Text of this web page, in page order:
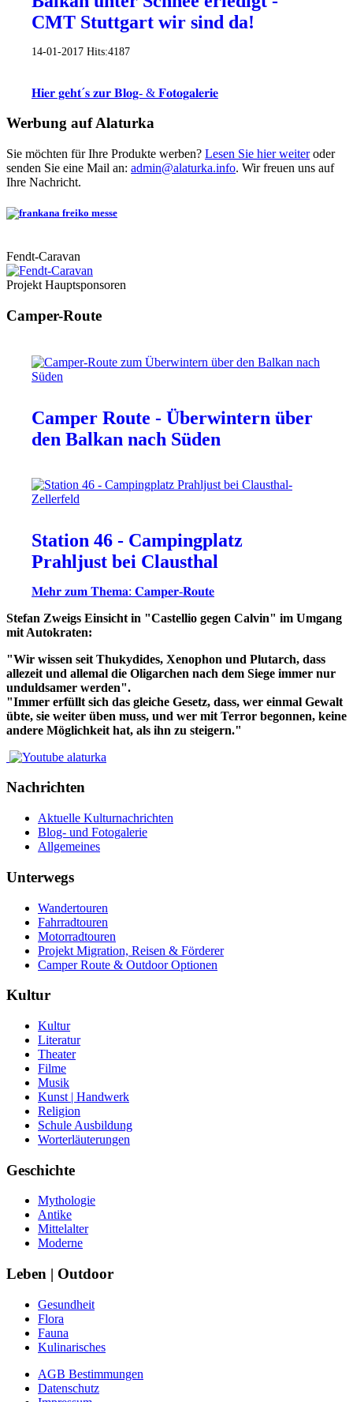
CMT Stuttgart wir sind da!
14-01-2017 Hits:4187
𝐇𝐢𝐞𝐫 𝐠𝐞𝐡𝐭´𝐬 𝐳𝐮𝐫 𝐁𝐥𝐨𝐠- & 𝐅𝐨𝐭𝐨𝐠𝐚𝐥𝐞𝐫𝐢𝐞
Werbung auf Alaturka
Sie möchten für Ihre Produkte werben? Lesen Sie hier weiteroder
senden Sie eine Mail an: admin@alaturka.info. Wir freuen uns auf
Ihre Nachricht.
Fendt-Caravan
Projekt Hauptsponsoren
Camper-Route
Camper Route - Überwintern über
den Balkan nach Süden
Station 46 - Campingplatz
Prahljust bei Clausthal
𝐌𝐞𝐡𝐫 𝐳𝐮𝐦 𝐓𝐡𝐞𝐦𝐚: 𝐂𝐚𝐦𝐩𝐞𝐫-𝐑𝐨𝐮𝐭𝐞
Stefan Zweigs Einsicht in "Castellio gegen Calvin" im Umgang
mit Autokraten:
"Wir wissen seit Thukydides, Xenophon und Plutarch, dass
allezeit und allemal die Oligarchen nach dem Siege immer nur
unduldsamer werden".
"Immer erfüllt sich das gleiche Gesetz, dass, wer einmal Gewalt
übte, sie weiter üben muss, und wer mit Terror begonnen, keine
andere Möglichkeit hat, als ihn zu steigern."
Nachrichten
Aktuelle Kulturnachrichten
Blog- und Fotogalerie
Allgemeines
Unterwegs
Wandertouren
Fahrradtouren
Motorradtouren
Projekt Migration, Reisen & Förderer
Camper Route & Outdoor Optionen
Kultur
Kultur
Literatur
Theater
Filme
Musik
Kunst | Handwerk
Religion
Schule Ausbildung
Worterläuterungen
Geschichte
Mythologie
Antike
Mittelalter
Moderne
Leben | Outdoor
Gesundheit
Flora
Fauna
Kulinarisches
AGB Bestimmungen
Datenschutz